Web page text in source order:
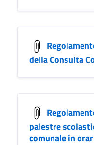
della Consulta
palestre
comunale in